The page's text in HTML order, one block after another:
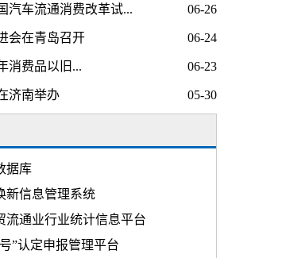
产业带...
汽车流通消费改革试... 06-26
会在青岛召开 06-24
消费品以旧... 06-23
济南举办 05-30
据库
新信息管理系统
流通业行业统计信息平台
”认定申报管理平台